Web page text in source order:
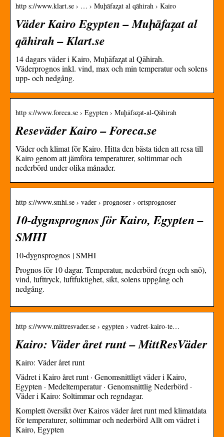
http s://www.klart.se › … › Muḩāfaz̧at al qāhirah › Kairo
Väder Kairo Egypten – Muḩāfaz̧at al
qāhirah – Klart.se
14 dagars väder i Kairo, Muḩāfaz̧at al Qāhirah.
Väderprognos inkl. vind, max och min temperatur och solens
upp- och nedgång.
http s://www.foreca.se › Egypten › Muḩāfaz̧at-al-Qāhirah
Reseväder Kairo – Foreca.se
Väder och klimat för Kairo. Hitta den bästa tiden att resa till
Kairo genom att jämföra temperaturer, soltimmar och
nederbörd under olika månader.
http s://www.smhi.se › vader › prognoser › ortsprognoser
10-dygnsprognos för Kairo, Egypten –
SMHI
10-dygnsprognos | SMHI
Prognos för 10 dagar. Temperatur, nederbörd (regn och snö),
vind, lufttryck, luftfuktighet, sikt, solens uppgång och
nedgång.
http s://www.mittresvader.se › egypten › vadret-kairo-te…
Kairo: Väder året runt – MittResVäder
Kairo: Väder året runt
Vädret i Kairo året runt · Genomsnittligt väder i Kairo,
Egypten · Medeltemperatur · Genomsnittlig Nederbörd ·
Väder i Kairo: Soltimmar och regndagar.
Komplett översikt över Kairos väder året runt med klimatdata
för temperaturer, soltimmar och nederbörd Allt om vädret i
Kairo, Egypten